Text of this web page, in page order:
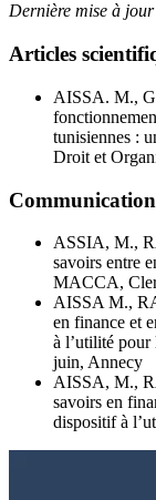
Dernière mise à
Articles
AISSA. M.,
tunisiennes :
Droit et
ASSIA, M.,
savoirs entre
MACCA,
AISSA M.,
en finance et
à l’utilité
juin, Annecy
AISSA, M.,
savoirs en
dispositif à